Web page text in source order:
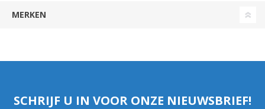
MERKEN
SCHRIJF U IN VOOR ONZE NIEUWSBRIEF!